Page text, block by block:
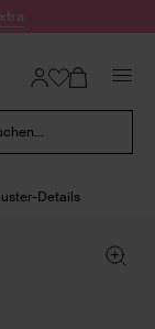
Details